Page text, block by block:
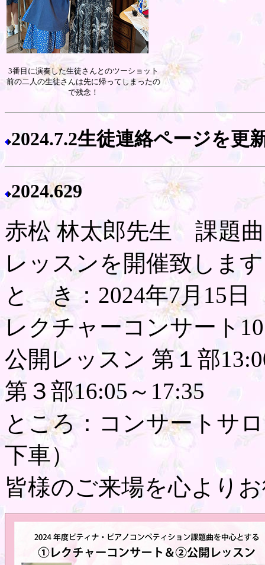
3番目に演奏した生徒さんとのツーショット
前の二人の生徒さんは先に帰ってしまったの
で残念！
2024.7.2生徒連絡ページを更
2024.629
赤松 林太郎先生 課題
レッスンを開催致しま
と き：2024年7月15日
レクチャーコンサート
公開レッスン 第１部
第３部16:05～17:35
ところ：コンサートサ
下車）
皆様のご来場を心より